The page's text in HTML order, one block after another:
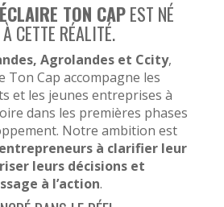
TON CAPEST NÉ
CETTE RÉALITÉ.
Agrolandes et Ccity,
Ton Cap accompagne les
et les jeunes entreprises à
dans les premières phases
Notre ambition est
à clarifier leur
leurs décisions et
à l’action.